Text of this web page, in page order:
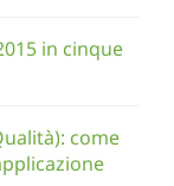
in cinque
come